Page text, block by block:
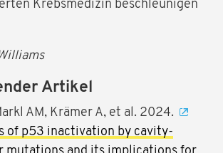
Krebsmedizin beschleunigen
Artikel
AM, Krämer A, et al. 2024.
of p53 inactivation by cavity-